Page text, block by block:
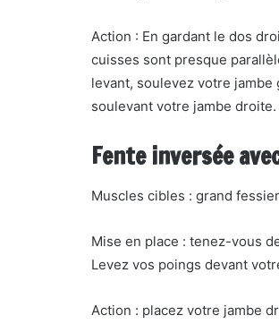
Action : En gardant le dos
cuisses sont presque
levant, soulevez votre
soulevant votre jambe
Fente inversée
Muscles cibles : grand
Mise en place : tenez-vous
Levez vos poings devant
Action : placez votre jambe